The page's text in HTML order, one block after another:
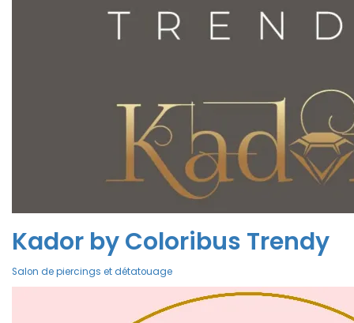
Kador by Coloribus Trendy
Salon de piercings et détatouage